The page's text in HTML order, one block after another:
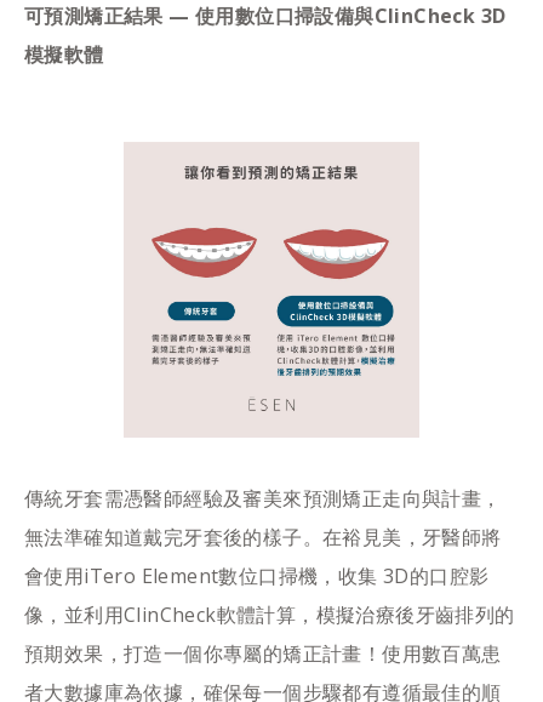
可預測矯正結果 — 使用數位口掃設備與ClinCheck 3D
模擬軟體
傳統牙套需憑醫師經驗及審美來預測矯正走向與計畫，
無法準確知道戴完牙套後的樣子。在裕見美，牙醫師將
會使用iTero Element數位口掃機，收集 3D的口腔影
像，並利用ClinCheck軟體計算，模擬治療後牙齒排列的
預期效果，打造一個你專屬的矯正計畫！使用數百萬患
者大數據庫為依據，確保每一個步驟都有遵循最佳的順